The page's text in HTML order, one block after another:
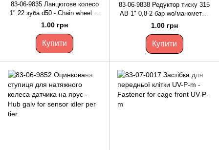
83-06-9835 Ланцюгове колесо
1" 22 зуба d50 - Chain wheel 1"
22teeth d50
1.00 грн
Купити
83-06-9838 Редуктор тиску 315
AB 1" 0,8-2 бар wo/манометр -
Pressure reducer 315 AB 1" 0.8-
2 bar wo/manometer
1.00 грн
Купити